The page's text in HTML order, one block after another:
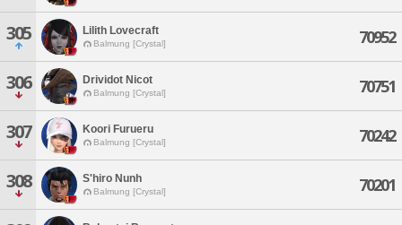
305 Lilith Lovecraft
Balmung [Crystal] 70952
306 Drividot Nicot
Balmung [Crystal] 70751
307 Koori Furueru
Balmung [Crystal] 70242
308 S'hiro Nunh
Balmung [Crystal] 70201